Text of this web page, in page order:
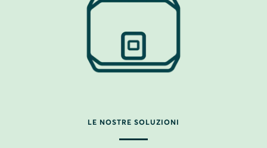
LE NOSTRE SOLUZIONI